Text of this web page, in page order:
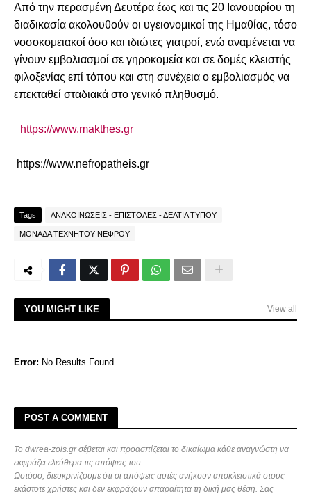
Από την περασμένη Δευτέρα έως και τις 20 Ιανουαρίου τη
διαδικασία ακολουθούν οι υγειονομικοί της Ημαθίας, τόσο
νοσοκομειακοί όσο και ιδιώτες γιατροί, ενώ αναμένεται να
γίνουν εμβολιασμοί σε γηροκομεία και σε δομές κλειστής
φιλοξενίας επί τόπου και στη συνέχεια ο εμβολιασμός να
επεκταθεί σταδιακά στο γενικό πληθυσμό.
https://www.makthes.gr
https://www.nefropatheis.gr
Tags ΑΝΑΚΟΙΝΩΣΕΙΣ - ΕΠΙΣΤΟΛΕΣ - ΔΕΛΤΙΑ ΤΥΠΟΥ
ΜΟΝΑΔΑ ΤΕΧΝΗΤΟΥ ΝΕΦΡΟΥ
YOU MIGHT LIKE View all
Error: No Results Found
POST A COMMENT
Το dwrea-zois.gr σέβεται και προασπίζεται το δικαίωμα κάθε αναγνώστη να
εκφράζει ελεύθερα τις απόψεις του.
Ωστόσο, διευκρινίζουμε ότι οι απόψεις αυτές ανήκουν αποκλειστικά στους
εκάστοτε χρήστες και δεν εκφράζουν απαραίτητα τη δική μας θέση. Σας